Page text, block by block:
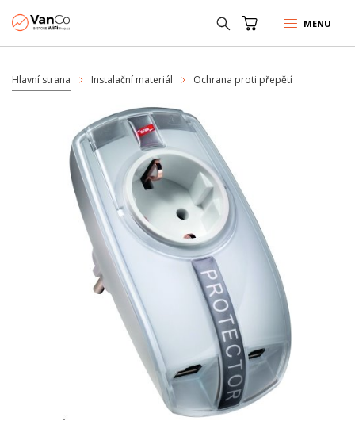
MENU
Hlavní strana Instalační materiál Ochrana proti přepětí